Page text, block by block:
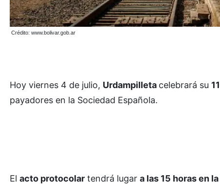
Crédito: www.bolivar.gob.ar
Hoy viernes 4 de julio, Urdampilleta celebrará su
payadores en la Sociedad Española.
El acto protocolar tendrá lugar a las 15 horas en